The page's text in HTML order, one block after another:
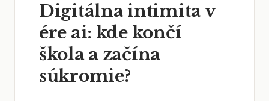
Digitálna intimita v
ére ai: kde končí
škola a začína
súkromie?